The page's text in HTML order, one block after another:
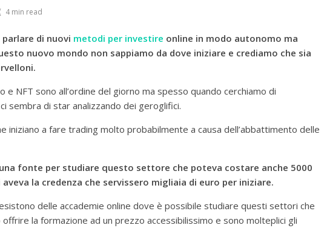
4min read
di nuovi metodi per investire online in modo autonomo ma
nuovo mondo non sappiamo da dove iniziare e crediamo che sia
e NFT sono all’ordine del giorno ma spesso quando cerchiamo di
sembra di star analizzando dei geroglifici.
iniziano a fare trading molto probabilmente a causa dell’abbattimento delle
fonte per studiare questo settore che poteva costare anche 5000
la credenza che servissero migliaia di euro per iniziare.
delle accademie online dove è possibile studiare questi settori che
la formazione ad un prezzo accessibilissimo e sono molteplici gli